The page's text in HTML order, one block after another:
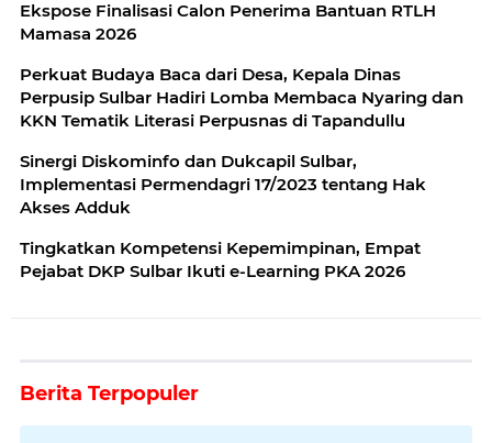
Ekspose Finalisasi Calon Penerima Bantuan RTLH
Mamasa 2026
Perkuat Budaya Baca dari Desa, Kepala Dinas
Perpusip Sulbar Hadiri Lomba Membaca Nyaring dan
KKN Tematik Literasi Perpusnas di Tapandullu
Sinergi Diskominfo dan Dukcapil Sulbar,
Implementasi Permendagri 17/2023 tentang Hak
Akses Adduk
Tingkatkan Kompetensi Kepemimpinan, Empat
Pejabat DKP Sulbar Ikuti e-Learning PKA 2026
Berita Terpopuler